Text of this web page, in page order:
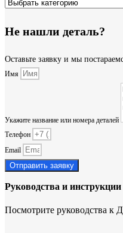
Не нашли деталь?
Оставьте заявку и мы
Имя
Укажите название или номера деталей
Телефон
Email
Отправить заявку
Руководства и инструкции
Посмотрите руководства к